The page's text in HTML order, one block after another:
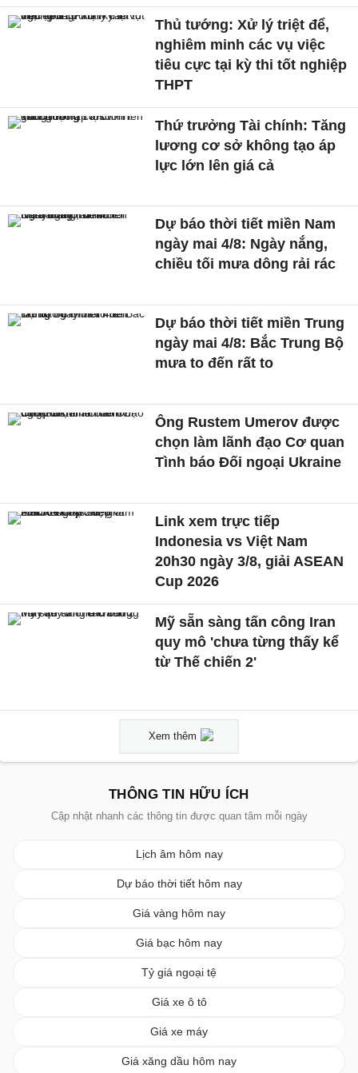
Thủ tướng: Xử lý triệt để,
nghiêm minh các vụ việc
tiêu cực tại kỳ thi tốt nghiệp
THPT
Thứ trưởng Tài chính: Tăng
lương cơ sở không tạo áp
lực lớn lên giá cả
Dự báo thời tiết miền Nam
ngày mai 4/8: Ngày nắng,
chiều tối mưa dông rải rác
Dự báo thời tiết miền Trung
ngày mai 4/8: Bắc Trung Bộ
mưa to đến rất to
Ông Rustem Umerov được
chọn làm lãnh đạo Cơ quan
Tình báo Đối ngoại Ukraine
Link xem trực tiếp
Indonesia vs Việt Nam
20h30 ngày 3/8, giải ASEAN
Cup 2026
Mỹ sẵn sàng tấn công Iran
quy mô 'chưa từng thấy kể
từ Thế chiến 2'
Xem thêm
THÔNG TIN HỮU ÍCH
Cập nhật nhanh các thông tin được quan tâm mỗi ngày
Lịch âm hôm nay
Dự báo thời tiết hôm nay
Giá vàng hôm nay
Giá bạc hôm nay
Tỷ giá ngoại tệ
Giá xe ô tô
Giá xe máy
Giá xăng dầu hôm nay